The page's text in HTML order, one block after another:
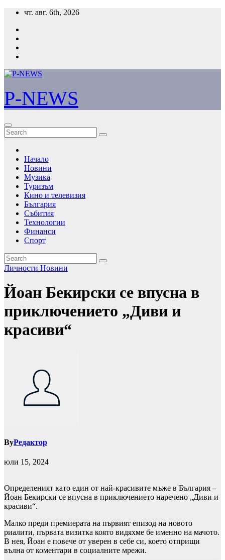
Skip
content
чт. авг. 6th, 2026
P-NEWS
Начало
Новини
Музика
Туризъм
Кино и телевизия
България
Събития
Технологии
Финанси
Спорт
Личности Новини
Йоан Бекирски се впусна в
приключението „Диви и
красиви“
ByРедактор
юли 15, 2024
Определеният като един от най-красивите мъже в България –
Йоан Бекирски се впусна в приключението наречено „Диви и
красиви“.
Малко преди премиерата на първият епизод на новото
риалити, първата визитка която видяхме бе именно на мачото.
В нея, Йоан е повече от уверен в себе си, което отприщи
вълна от коментари в социалните мрежи.